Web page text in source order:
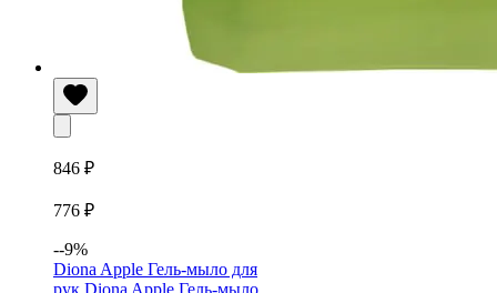
846 ₽
776 ₽
--9%
Diona Apple Гель-мыло для
рук Diona Apple Гель-мыло